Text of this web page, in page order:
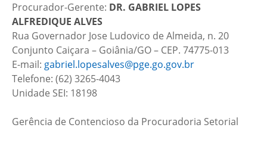
Procurador-Gerente: DR. GABRIEL LOPES
ALFREDIQUE ALVES
Rua Governador Jose Ludovico de Almeida, n. 20
Conjunto Caiçara – Goiânia/GO – CEP. 74775-013
E-mail: gabriel.lopesalves@pge.go.gov.br
Telefone: (62) 3265-4043
Unidade SEI: 18198
Gerência de Contencioso da Procuradoria Setorial